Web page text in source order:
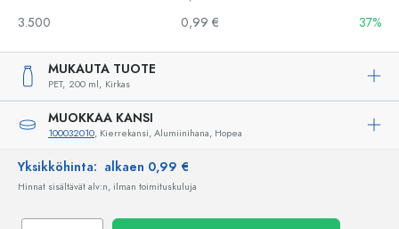
3.500
0,99 € 37%
MUKAUTA TUOTE
PET, 200 ml, Kirkas
MUOKKAA KANSI
100032010, Kierrekansi, Alumiinihana, Hopea
Yksikköhinta: alkaen 0,99 €
Hinnat sisältävät alv:n, ilman toimituskuluja